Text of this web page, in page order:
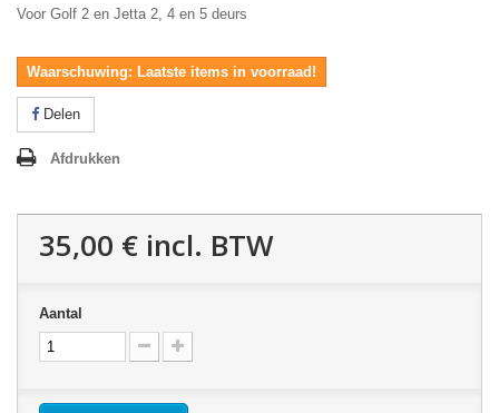
Voor Golf 2 en Jetta 2, 4 en 5 deurs
Waarschuwing: Laatste items in voorraad!
Delen
Afdrukken
35,00 € incl. BTW
Aantal